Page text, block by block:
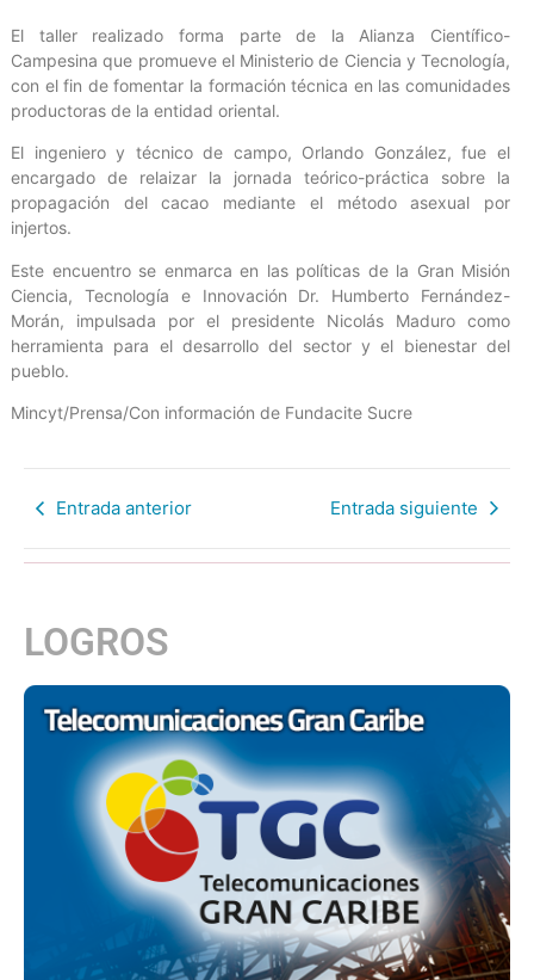
El taller realizado forma parte de la Alianza Científico-
Campesina que promueve el Ministerio de Ciencia y Tecnología,
con el fin de fomentar la formación técnica en las comunidades
productoras de la entidad oriental.
El ingeniero y técnico de campo, Orlando González, fue el
encargado de relaizar la jornada teórico-práctica sobre la
propagación del cacao mediante el método asexual por
injertos.
Este encuentro se enmarca en las políticas de la Gran Misión
Ciencia, Tecnología e Innovación Dr. Humberto Fernández-
Morán, impulsada por el presidente Nicolás Maduro como
herramienta para el desarrollo del sector y el bienestar del
pueblo.
Mincyt/Prensa/Con información de Fundacite Sucre
Entrada anterior Entrada siguiente
LOGROS